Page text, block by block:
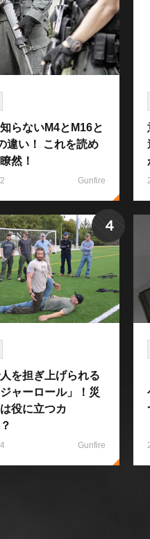
らないM4とM16と
違い！ これを読め
然！
Gunfire
を担ぎ上げられる
ジャーロール」！災
役に立つカ
Gunfire
4